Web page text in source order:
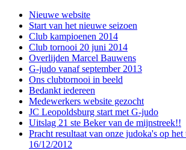
Nieuwe website
Start van het nieuwe seizoen
Club kampioenen 2014
Club tornooi 20 juni 2014
Overlijden Marcel Bauwens
G-judo vanaf september 2013
Ons clubtornooi in beeld
Bedankt iedereen
Medewerkers website gezocht
JC Leopoldsburg start met G-judo
Uitslag 21 ste Beker van de mijnstreek!!
Pracht resultaat van onze judoka's op
16/12/2012